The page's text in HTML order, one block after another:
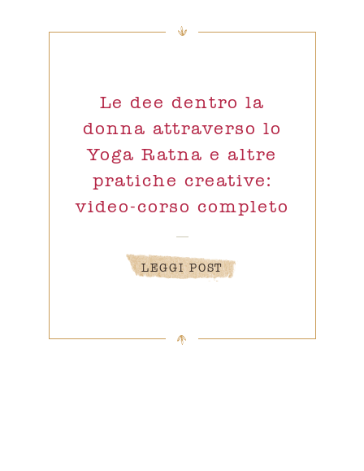
Le dee dentro la
donna attraverso lo
Yoga Ratna e altre
pratiche creative:
video-corso completo
LEGGI POST